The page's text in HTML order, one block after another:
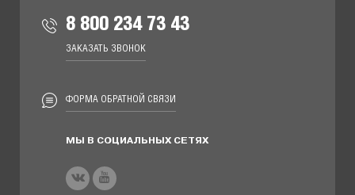
8 800 234 73 43
ЗАКАЗАТЬ ЗВОНОК
ФОРМА ОБРАТНОЙ СВЯЗИ
МЫ В СОЦИАЛЬНЫХ СЕТЯХ